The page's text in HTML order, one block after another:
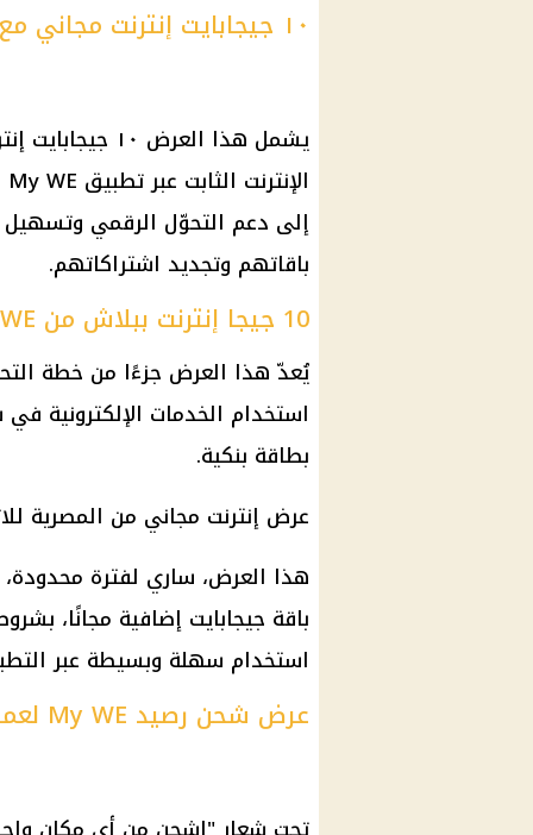
١٠ جيجابايت إنترنت مجاني مع WE
يشمل هذا
إلى دعم التحوّل الرقمي وتسهيل
باقاتهم وتجديد اشتراكاتهم.
10 جيجا إنترنت ببلاش من WE
استخدام الخدمات الإلكترونية
بطاقة بنكية.
عرض إنترنت مجاني من المصرية
هذا العرض، ساري لفترة
باقة جيجابايت إضافية مجانًا،
استخدام سهلة وبسيطة عبر
عرض شحن رصيد My WE لعملاء الإنترنت المنزلي